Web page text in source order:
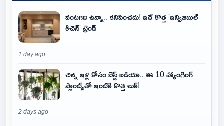
వంటగది ఉన్నా.. కనిపించదు! ఇదే కొత్త 'ఇన్విజిబుల్
కిచెన్' ట్రెండ్
1 day ago
చిన్న ఇళ్ల కోసం బెస్ట్ ఐడియా.. ఈ 10 హ్యాంగింగ్
ప్లాంట్స్‌తో ఇంటికి కొత్త లుక్!
2 days ago